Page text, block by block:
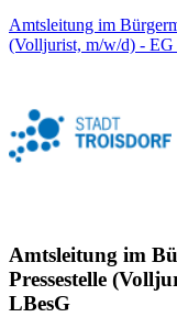
Amtsleitung im
(Volljurist, m/w/d) -
Amtsleitung im
Pressestelle
LBesG